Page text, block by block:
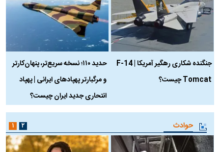
جنگنده شکاری رهگیر آمریکا | F-14
Tomcat چیست؟
حدید ۱۱۰؛ نسخه سریع‌تر، پنهان‌کارتر
و مرگبارتر پهپادهای ایرانی | پهپاد
انتحاری جدید ایران چیست؟
حوادث ۱ ۲